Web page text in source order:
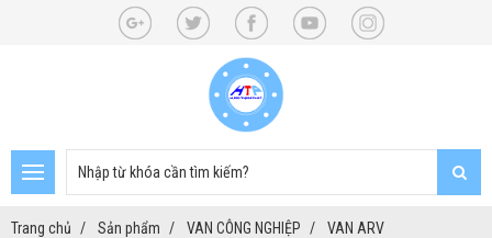
Trang chủ Sản phẩm VAN CÔNG NGHIỆP
VAN ARV